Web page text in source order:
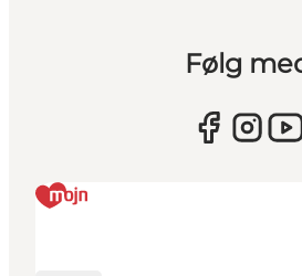
Følg